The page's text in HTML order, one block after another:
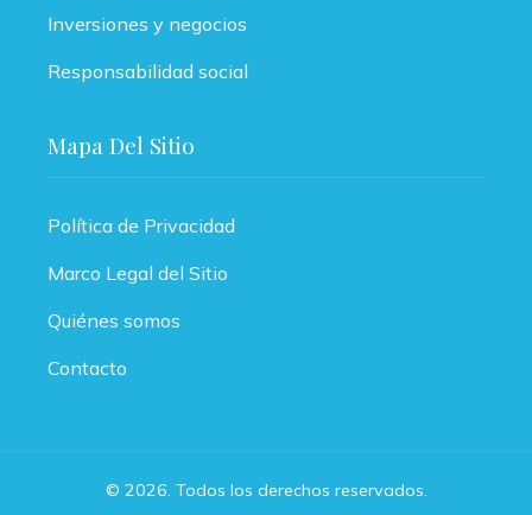
Inversiones y negocios
Responsabilidad social
Mapa Del Sitio
Política de Privacidad
Marco Legal del Sitio
Quiénes somos
Contacto
© 2026. Todos los derechos reservados.